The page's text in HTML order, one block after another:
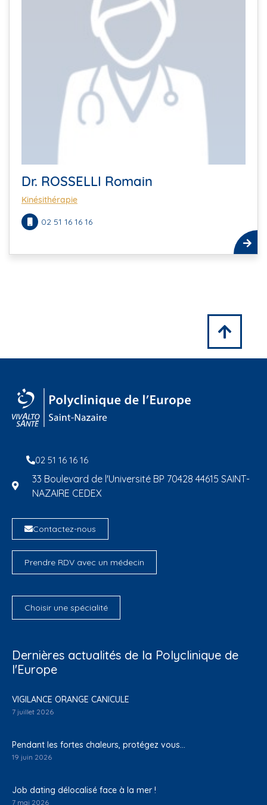
Dr. ROSSELLI Romain
Kinésithérapie
02 51 16 16 16
02 51 16 16 16
33 Boulevard de l'Université BP 70428 44615 SAINT-
NAZAIRE CEDEX
Contactez-nous
Prendre RDV avec un médecin
Choisir une spécialité
Dernières actualités de la Polyclinique de
l'Europe
VIGILANCE ORANGE CANICULE
7 juillet 2026
Pendant les fortes chaleurs, protégez vous…
19 juin 2026
Job dating délocalisé face à la mer !
7 mai 2026